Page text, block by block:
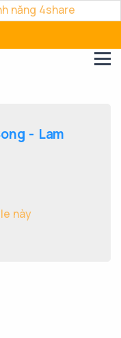
năng 4share
- Lam
này